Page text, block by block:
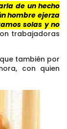
de un hecho
hombre ejerza
solas y no
trabajadoras
también por
con quien